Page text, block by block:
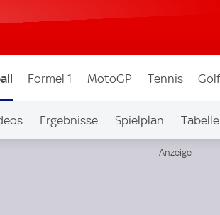
Formel 1 MotoGP Tennis
Ergebnisse Spielplan